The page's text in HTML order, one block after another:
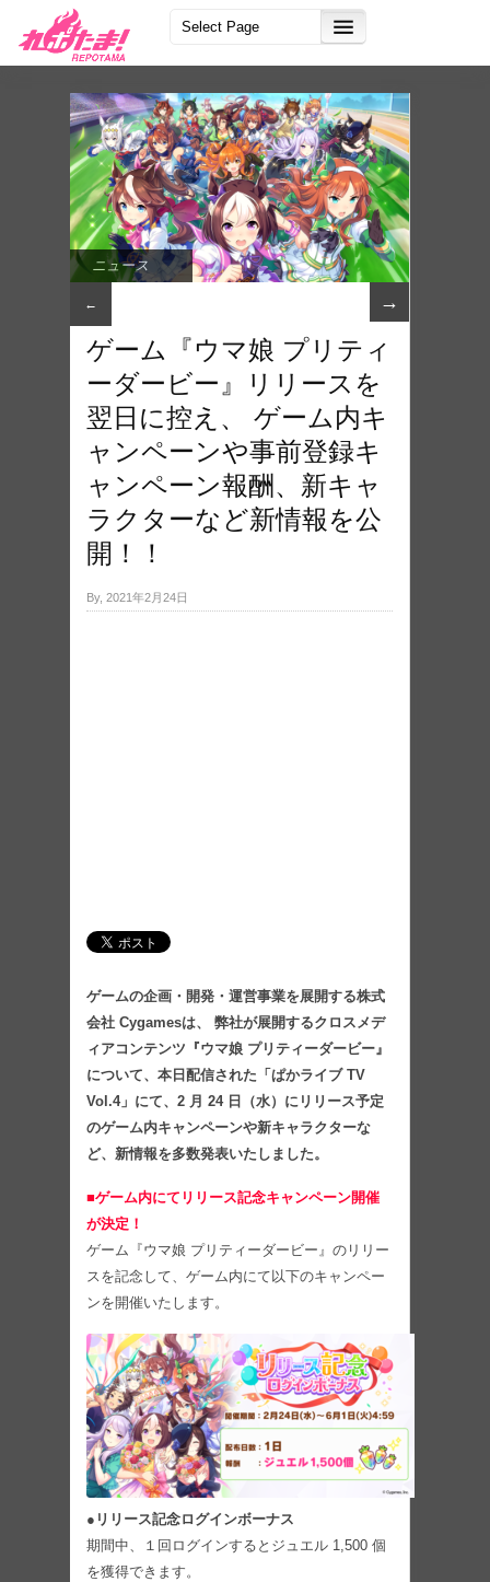
ニュース
← →
ゲーム『ウマ娘 プリティ
ーダービー』リリースを
翌日に控え、 ゲーム内キ
ャンペーンや事前登録キ
ャンペーン報酬、新キャ
ラクターなど新情報を公
開！！
By, 2021年2月24日
ゲームの企画・開発・運営事業を展開する株式
会社 Cygamesは、 弊社が展開するクロスメデ
ィアコンテンツ『ウマ娘 プリティーダービー』
について、本日配信された「ぱかライブ TV
Vol.4」にて、2 月 24 日（水）にリリース予定
のゲーム内キャンペーンや新キャラクターな
ど、新情報を多数発表いたしました。
■ゲーム内にてリリース記念キャンペーン開催
が決定！
ゲーム『ウマ娘 プリティーダービー』のリリー
スを記念して、ゲーム内にて以下のキャンペー
ンを開催いたします。
●リリース記念ログインボーナス
期間中、１回ログインするとジュエル 1,500 個
を獲得できます。